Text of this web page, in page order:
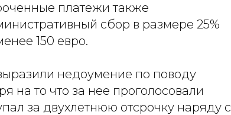
платежи также
сбор в размере 25%
150 евро.
недоумение по поводу
на то что за нее проголосовали
за двухлетнюю отсрочку наряду с